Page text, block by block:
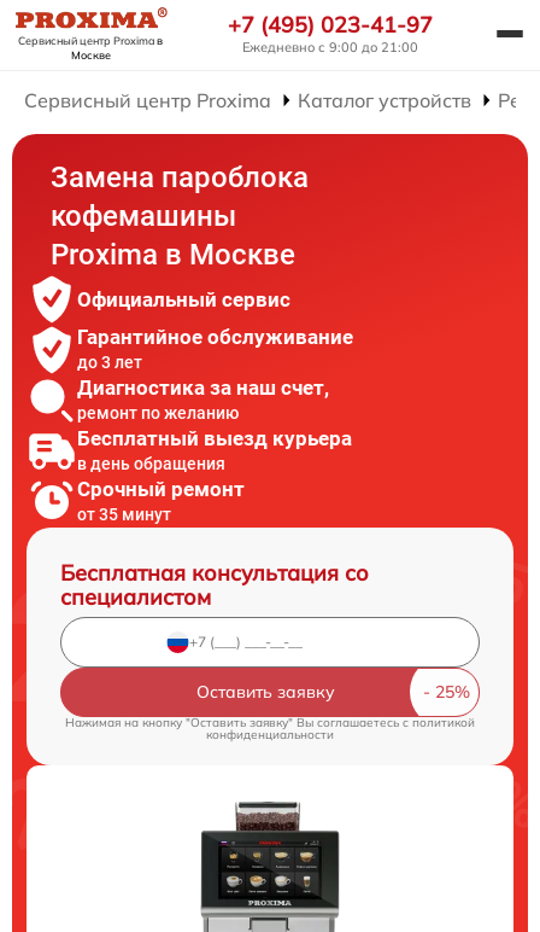
Сервисный центр Proximaв
Москве
+7 (495) 023-41-97
Ежедневно с 9:00 до 21:00
Сервисный центр Proxima Каталог устройств
Замена пароблока
кофемашины
Proxima в Москве
Официальный сервис
Гарантийное обслуживание
до 3 лет
Диагностика за наш счет,
ремонт по желанию
Бесплатный выезд курьера
в день обращения
Срочный ремонт
от 35 минут
Бесплатная консультация со
специалистом
Оставить заявку
Нажимая на кнопку "Оставить заявку" Вы соглашаетесь cполитикой
конфиденциальности